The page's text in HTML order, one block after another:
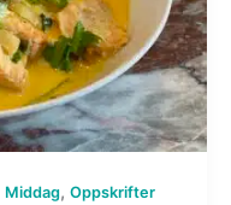
Middag, Oppskrifter